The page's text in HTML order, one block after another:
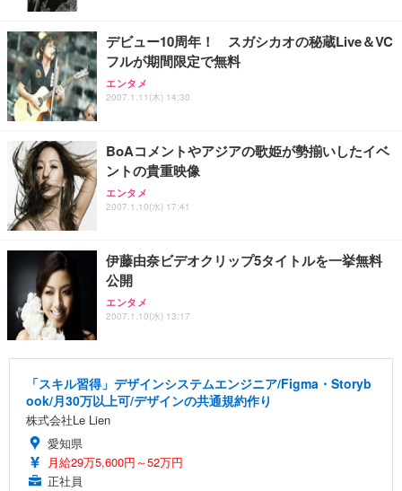
デビュー10周年！ スガシカオの秘蔵Live＆VC
フルが期間限定で無料
エンタメ
2007.1.11(木) 14:30
BoAコメントやアジアの歌姫が勢揃いしたイベ
ントの貴重映像
エンタメ
2007.1.10(水) 17:41
伊藤由奈ビデオクリップ5タイトルを一挙無料
公開
エンタメ
2007.1.10(水) 13:17
「スキル習得」デザインシステムエンジニア/Figma・Storyb
ook/月30万以上可/デザインの共通規約作り
株式会社Le Lien
愛知県
月給29万5,600円～52万円
正社員